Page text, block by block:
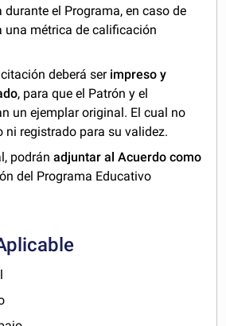
el Programa, en caso de
una métrica de calificación
deberá ser impreso y
, para que el Patrón y el
un ejemplar original. El cual no
ni registrado para su validez.
podránadjuntar al Acuerdo como
del Programa Educativo